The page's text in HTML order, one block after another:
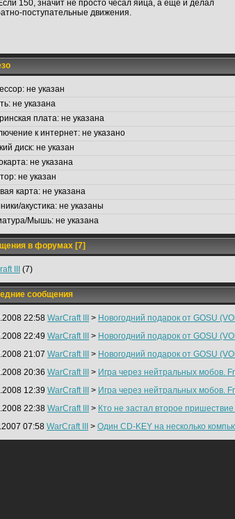
150, значит не просто чесал яйца, а еще и делал
поступательные движения.
не указан
не указана
плата: не указана
к интернет: не указано
диск: не указан
не указана
не указан
карта: не указана
акустика: не указаны
Мышь: не указана
в форумах [7]
III (7)
сообщения
22:58 WarCraft III > Новогодний подарок от GOSU
22:49 WarCraft III > Новогодний подарок от GOSU
21:07 WarCraft III > Новогодний подарок от GOSU
20:36 WarCraft III > Игра через нейтральных мобов.
12:39 WarCraft III > Игра через нейтральных мобов.
22:38 WarCraft III > Кто не застал второе
07:58 WarCraft III > Один CD-KEY на несколько